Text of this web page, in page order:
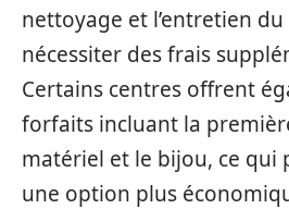
nettoyage et l’entretien
nécessiter des frais
Certains centres offrent
forfaits incluant la
matériel et le bijou, ce qui
une option plus